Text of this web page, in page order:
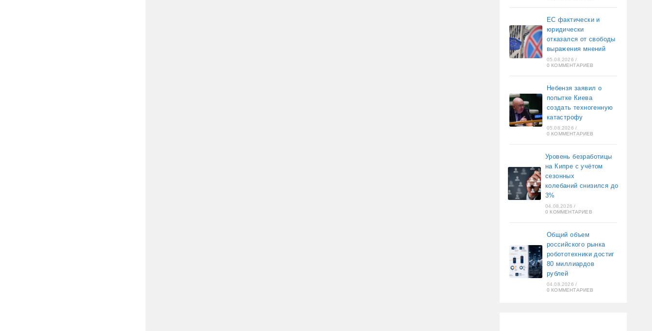
ЕС фактически и
юридически
отказался от свободы
выражения мнений
05.08.2026 /
0 КОММЕНТАРИЕВ
Небензя заявил о
попытке Киева
создать техногенную
катастрофу
05.08.2026 /
0 КОММЕНТАРИЕВ
Уровень безработицы
на Кипре с учётом
сезонных
колебаний снизился до
3%
04.08.2026 /
0 КОММЕНТАРИЕВ
Общий объем
российского рынка
робототехники достиг
80 миллиардов
рублей
04.08.2026 /
0 КОММЕНТАРИЕВ